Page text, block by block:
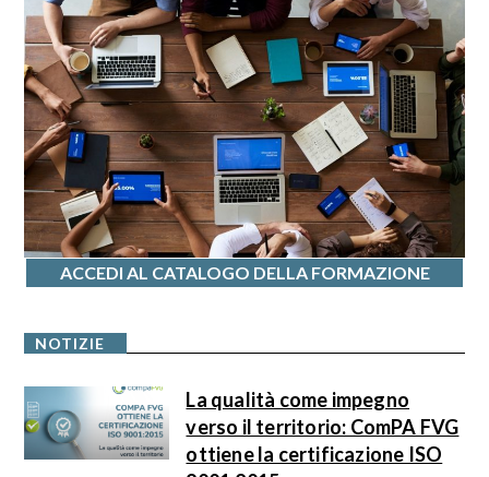
ACCEDI AL CATALOGO DELLA FORMAZIONE
NOTIZIE
La qualità come impegno
verso il territorio: ComPA FVG
ottiene la certificazione ISO